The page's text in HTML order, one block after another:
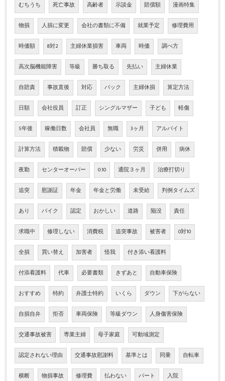
むちうち 死亡事故 高齢者 示談金 賠償額 漫画特集
物損 人損に変更 会社の書類に不備 就業予定 修理費用
時価額 8対2 主婦休業損害 車両 時価 調べ方
高次脳機能障害 等級 勝ち取る 先払い 主婦休業
自賠責 事故直後 対応 バック 主婦休損 算定方法
日額 会社役員 訂正 シングルマザー 子ども 軽傷
5年後 稼働日数 会社員 無職 3ヶ月 アルバイト
計算方法 積載物 賠償 少ない 労災 併用 病休
夜勤 センターオーバー 0:10 通院３ヶ月 治療打切り
追突 慰謝証 年金 年金と労働 未受給 判例タイムズ
あり バイク 認定 おかしい 道路 陥没 責任
求職中 修理しない 消費税 追突事故 被害者 0対10
全損 買い替え 加害者 怪我 付き添い看護料
付添看護料 代車 必要書類 きずあと 自動車保険
おすすめ 特約 弁護士特約 いくら ダウン 下がらない
自損自弁 拒否 車両保険 等級ダウン 人身傷害保険
交通事故被害 専業主婦 母子家庭 可動域測定
認定されない理由 交通事故慰謝料 基準とは 同乗 自転車
横断 物損事故 修理費 払わない パート 入院